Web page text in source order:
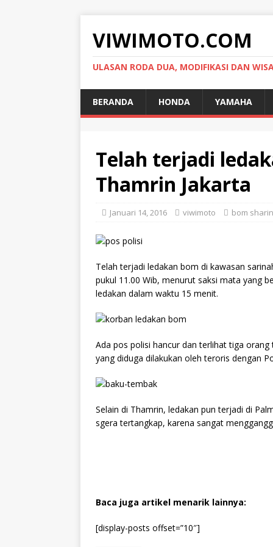
VIWIMOTO.COM
ULASAN RODA DUA, MODIFIKASI DAN
BERANDA HONDA YAMAHA
Telah terjadi
Thamrin Jakarta
Januari 14, 2016 viwimoto bom
Telah terjadi ledakan bom di kawasan
pukul 11.00 Wib, menurut saksi mata yang
ledakan dalam waktu 15 menit.
Ada pos polisi hancur dan terlihat tiga
yang diduga dilakukan oleh teroris dengan
Selain di Thamrin, ledakan pun terjadi di
sgera tertangkap, karena sangat
Baca juga artikel menarik lainnya:
[display-posts offset=”10″]